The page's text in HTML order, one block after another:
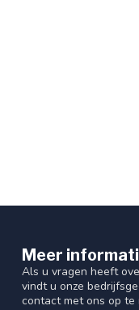
Meer
Als u vragen heeft
vindt u onze
contact met ons op te